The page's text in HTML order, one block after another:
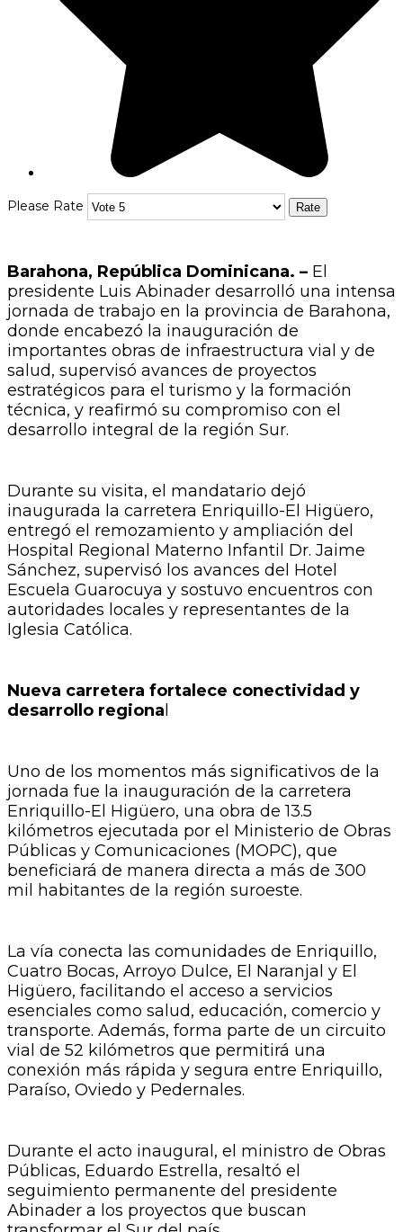
Please Rate
Barahona, República Dominicana. – El
presidente Luis Abinader desarrolló una intensa
jornada de trabajo en la provincia de Barahona,
donde encabezó la inauguración de
importantes obras de infraestructura vial y de
salud, supervisó avances de proyectos
estratégicos para el turismo y la formación
técnica, y reafirmó su compromiso con el
desarrollo integral de la región Sur.
Durante su visita, el mandatario dejó
inaugurada la carretera Enriquillo-El Higüero,
entregó el remozamiento y ampliación del
Hospital Regional Materno Infantil Dr. Jaime
Sánchez, supervisó los avances del Hotel
Escuela Guarocuya y sostuvo encuentros con
autoridades locales y representantes de la
Iglesia Católica.
Nueva carretera fortalece conectividad y
desarrollo regiona
Uno de los momentos más significativos de la
jornada fue la inauguración de la carretera
Enriquillo-El Higüero, una obra de 13.5
kilómetros ejecutada por el Ministerio de Obras
Públicas y Comunicaciones (MOPC), que
beneficiará de manera directa a más de 300
mil habitantes de la región suroeste.
La vía conecta las comunidades de Enriquillo,
Cuatro Bocas, Arroyo Dulce, El Naranjal y El
Higüero, facilitando el acceso a servicios
esenciales como salud, educación, comercio y
transporte. Además, forma parte de un circuito
vial de 52 kilómetros que permitirá una
conexión más rápida y segura entre Enriquillo,
Paraíso, Oviedo y Pedernales.
Durante el acto inaugural, el ministro de Obras
Públicas, Eduardo Estrella, resaltó el
seguimiento permanente del presidente
Abinader a los proyectos que buscan